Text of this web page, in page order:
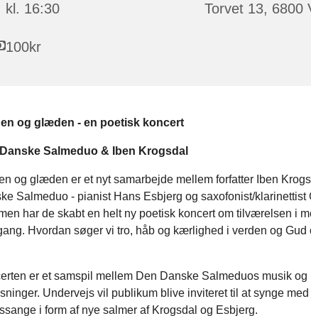
kl. 16:30
Torvet 13, 6800
100kr
og glæden - en poetisk koncert
Salmeduo & Iben Krogsdal
og glæden er et nyt samarbejde mellem forfatter Iben
Salmeduo - pianist Hans Esbjerg og saxofonist/klarinettist
har de skabt en helt ny poetisk koncert om tilværelsen i
Hvordan søger vi tro, håb og kærlighed i verden og Gud
er et samspil mellem Den Danske Salmeduos musik
Undervejs vil publikum blive inviteret til at synge
i form af nye salmer af Krogsdal og Esbjerg.